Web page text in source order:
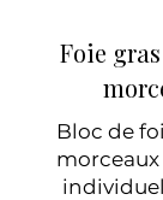
Foie
Bloc de